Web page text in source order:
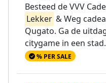
Besteed de VVV
Lekker & Weg
Qugato. Ga de
citygame in een stad.
% PER SALE